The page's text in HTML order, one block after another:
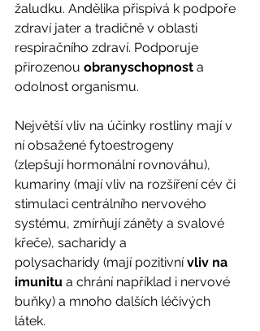
žaludku. Andělika přispívá k podpoře
zdraví jater a tradičně v oblasti
respiračního zdraví. Podporuje
přirozenou obranyschopnost a
odolnost organismu.
Největší vliv na účinky rostliny mají v
ní obsažené fytoestrogeny
(zlepšují hormonální rovnováhu),
kumariny (mají vliv na rozšíření cév či
stimulaci centrálního nervového
systému, zmírňují záněty a svalové
křeče), sacharidy a
polysacharidy (mají pozitivní vliv na
imunitu a chrání například i nervové
buňky) a mnoho dalších léčivých
látek.